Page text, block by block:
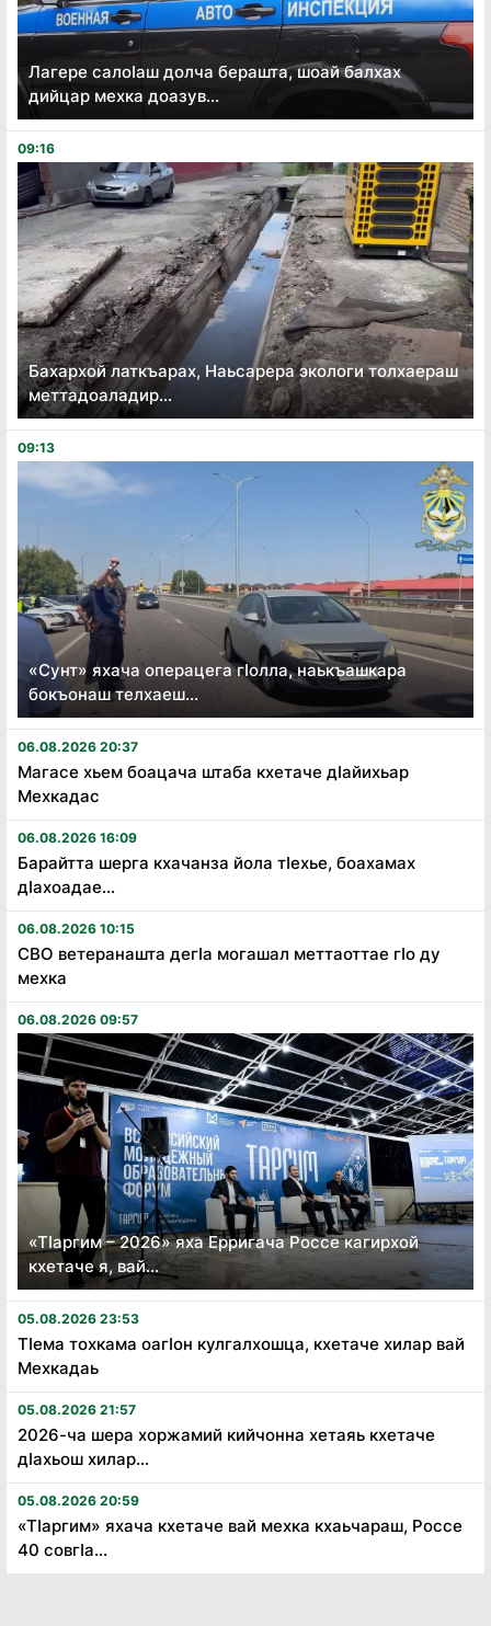
Лагере салоӏаш долча берашта, шоай балхах
дийцар мехка доазув...
09:16
Бахархой латкъарах, Наьсарера экологи толхаераш
меттадоаладир...
09:13
«Сунт» яхача операцега гӏолла, наькъашкара
бокъонаш телхаеш...
06.08.2026 20:37
Магасе хьем боацача штаба кхетаче дӏайихьар
Мехкадас
06.08.2026 16:09
Барайтта шерга кхачанза йола тӏехье, боахамах
дӏахоадае...
06.08.2026 10:15
СВО ветеранашта дегӏа могашал меттаоттае гӏо ду
мехка
06.08.2026 09:57
«Тӏаргим – 2026» яха Ерригача Россе кагирхой
кхетаче я, вай...
05.08.2026 23:53
Тӏема тохкама оагӏон кулгалхошца, кхетаче хилар вай
Мехкадаь
05.08.2026 21:57
2026-ча шера хоржамий кийчонна хетаяь кхетаче
дӏахьош хилар...
05.08.2026 20:59
«Тӏаргим» яхача кхетаче вай мехка кхаьчараш, Россе
40 совгӏа...